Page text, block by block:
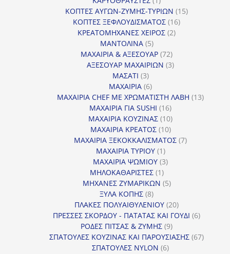
προϊόν
ΚΟΠΤΕΣ ΑΥΓΩΝ-ΖΥΜΗΣ-ΤΥΡΙΩΝ 1515
ΚΟΠΤΕΣ ΞΕΦΛΟΥΔΙΣΜΑΤΟΣ 1616
ΚΡΕΑΤΟΜΗΧΑΝΕΣ ΧΕΙΡΟΣ 22
ΜΑΝΤΟΛΙΝΑ 55
προϊόντα
ΜΑΧΑΙΡΙΑ & ΑΞΕΣΟΥΑΡ 7272
προϊόντα
ΑΞΕΣΟΥΑΡ ΜΑΧΑΙΡΙΩΝ 33
ΜΑΣΑΤΙ 33
προϊόντα
ΜΑΧΑΙΡΙΑ 66
προϊόντα
ΜΑΧΑΙΡΙΑ CHEF ΜΕ ΧΡΩΜΑΤΙΣΤΗ ΛΑΒΗ 1313
ΜΑΧΑΙΡΙΑ ΓΙΑ SUSHI 1616
προϊόντα
ΜΑΧΑΙΡΙΑ ΚΟΥΖΙΝΑΣ 1010
προϊόντα
ΜΑΧΑΙΡΙΑ ΚΡΕΑΤΟΣ 1010
προϊόντα
ΜΑΧΑΙΡΙΑ ΞΕΚΟΚΚΑΛΙΣΜΑΤΟΣ 77
ΜΑΧΑΙΡΙΑ ΤΥΡΙΟΥ 11
προϊόν
ΜΑΧΑΙΡΙΑ ΨΩΜΙΟΥ 33
ΜΗΛΟΚΑΘΑΡΙΣΤΕΣ 11
προϊόν
ΜΗΧΑΝΕΣ ΖΥΜΑΡΙΚΩΝ 55
ΞΥΛΑ ΚΟΠΗΣ 88
προϊόντα
ΠΛΑΚΕΣ ΠΟΛΥΑΙΘΥΛΕΝΙΟΥ 2020
προϊόντα
ΠΡΕΣΣΕΣ ΣΚΟΡΔΟΥ - ΠΑΤΑΤΑΣ ΚΑΙ ΓΟΥΔΙ 66
ΡΟΔΕΣ ΠΙΤΣΑΣ & ΖΥΜΗΣ 99
προϊόντα
ΣΠΑΤΟΥΛΕΣ ΚΟΥΖΙΝΑΣ ΚΑΙ ΠΑΡΟΥΣΙΑΣΗΣ 6767
ΣΠΑΤΟΥΛΕΣ NYLON 66